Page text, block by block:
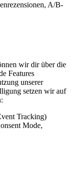
A/B-
wir dir über die
Features
unserer
setzen wir auf
Tracking)
Mode,